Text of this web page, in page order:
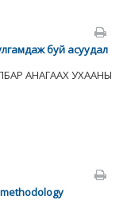
буй асуудал
АНАГААХ УХААНЫ